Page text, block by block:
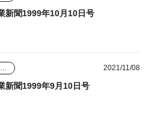
新聞1999年10月10日号
2021/11/08
新聞1999年9月10日号